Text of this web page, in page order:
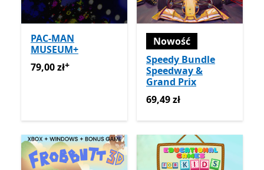
PAC-MAN
MUSEUM+
79,00 złOferty zakupu w aplikacji
79,00 zł+
Nowość
Speedy Bundle
Speedway &
Grand Prix
69,49 zł
69,49 zł